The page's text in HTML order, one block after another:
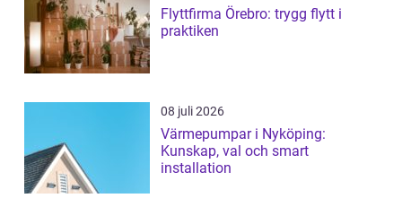
Flyttfirma Örebro: trygg flytt i
praktiken
08 juli 2026
Värmepumpar i Nyköping:
Kunskap, val och smart
installation